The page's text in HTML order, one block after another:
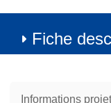
Fiche
Informations projet